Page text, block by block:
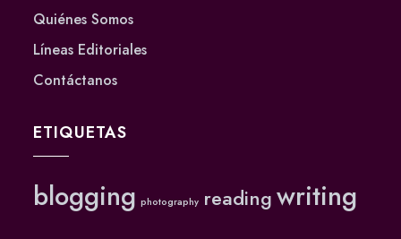
Quiénes Somos
Líneas Editoriales
Contáctanos
ETIQUETAS
blogging photography reading writing